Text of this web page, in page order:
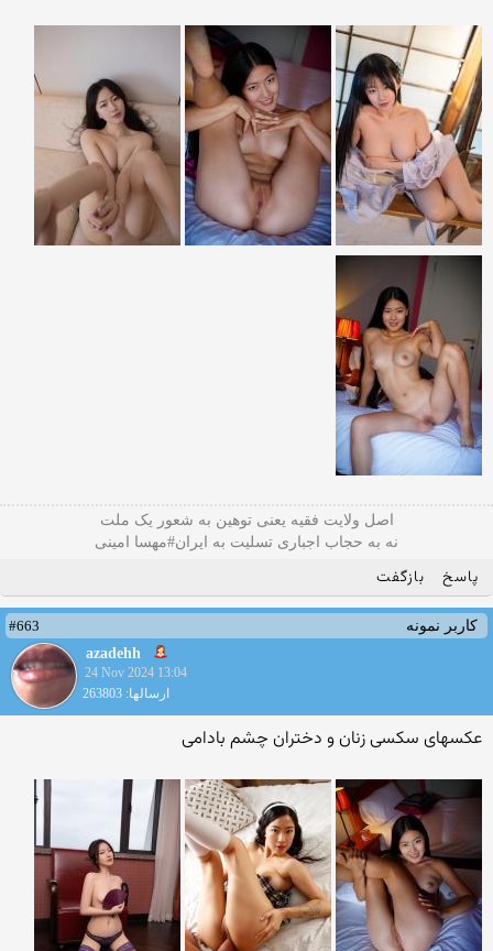
اصل ولایت فقیه یعنی‌ توهین به شعور یک ملت
نه به حجاب اجباری تسلیت به ایران#مهسا امینی
پاسخ بازگفت
کاربر نمونه
#663
azadehh
24 Nov 2024 13:04
ارسالها: 263803
عکسهای سکسی زنان و دختران چشم بادامی